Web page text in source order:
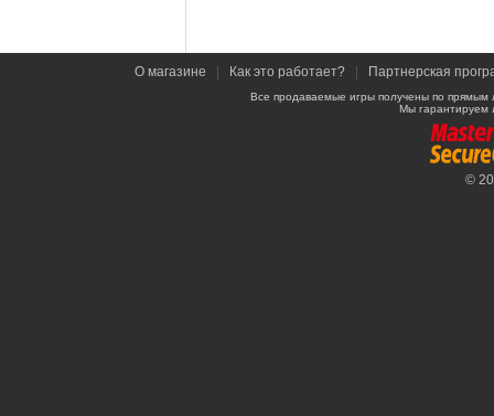
О магазине Как это работает? Партнерская
Все продаваемые игры получены по
Мы гарантируем
©